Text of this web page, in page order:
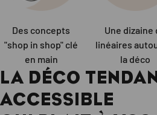
Des concepts
"shop in shop" clé
en main
Une dizaine
linéaires
la déco
LA DÉCO
ACCESSIBLE